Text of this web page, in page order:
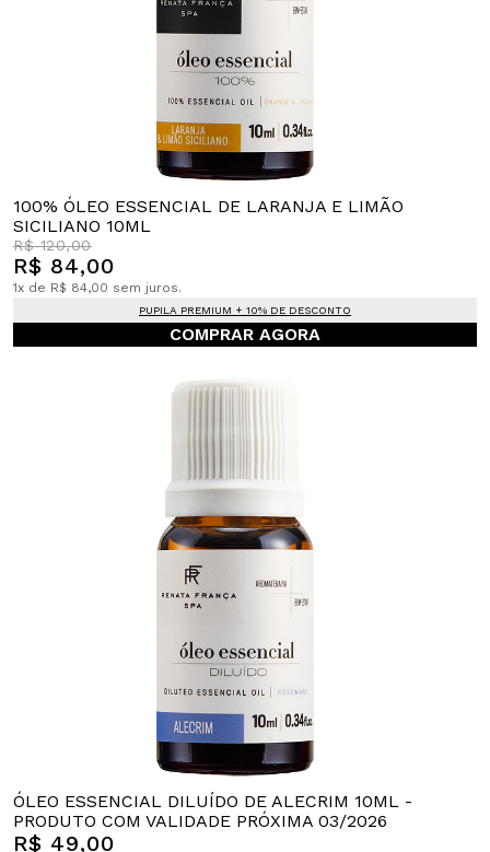
100% ÓLEO ESSENCIAL DE LARANJA E LIMÃO
SICILIANO 10ML
R$ 120,00
R$ 84,00
1x de R$ 84,00 sem juros.
PUPILA PREMIUM + 10% DE DESCONTO
COMPRAR AGORA
ÓLEO ESSENCIAL DILUÍDO DE ALECRIM 10ML -
PRODUTO COM VALIDADE PRÓXIMA 03/2026
R$ 49,00